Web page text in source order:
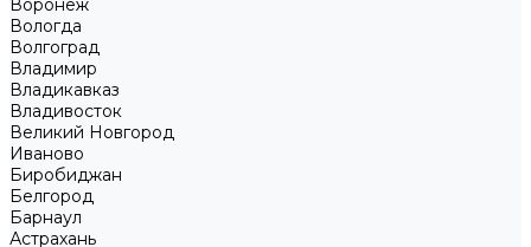
Воронеж
Вологда
Волгоград
Владимир
Владикавказ
Владивосток
Великий Новгород
Иваново
Биробиджан
Белгород
Барнаул
Астрахань